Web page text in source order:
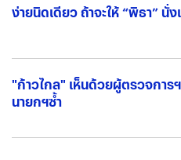
ง่ายนิดเดียว ถ้าจะให้ “พิธา” นั่
"ก้าวไกล" เห็นด้วยผู้ตรวจการ
นายกฯซ้ำ